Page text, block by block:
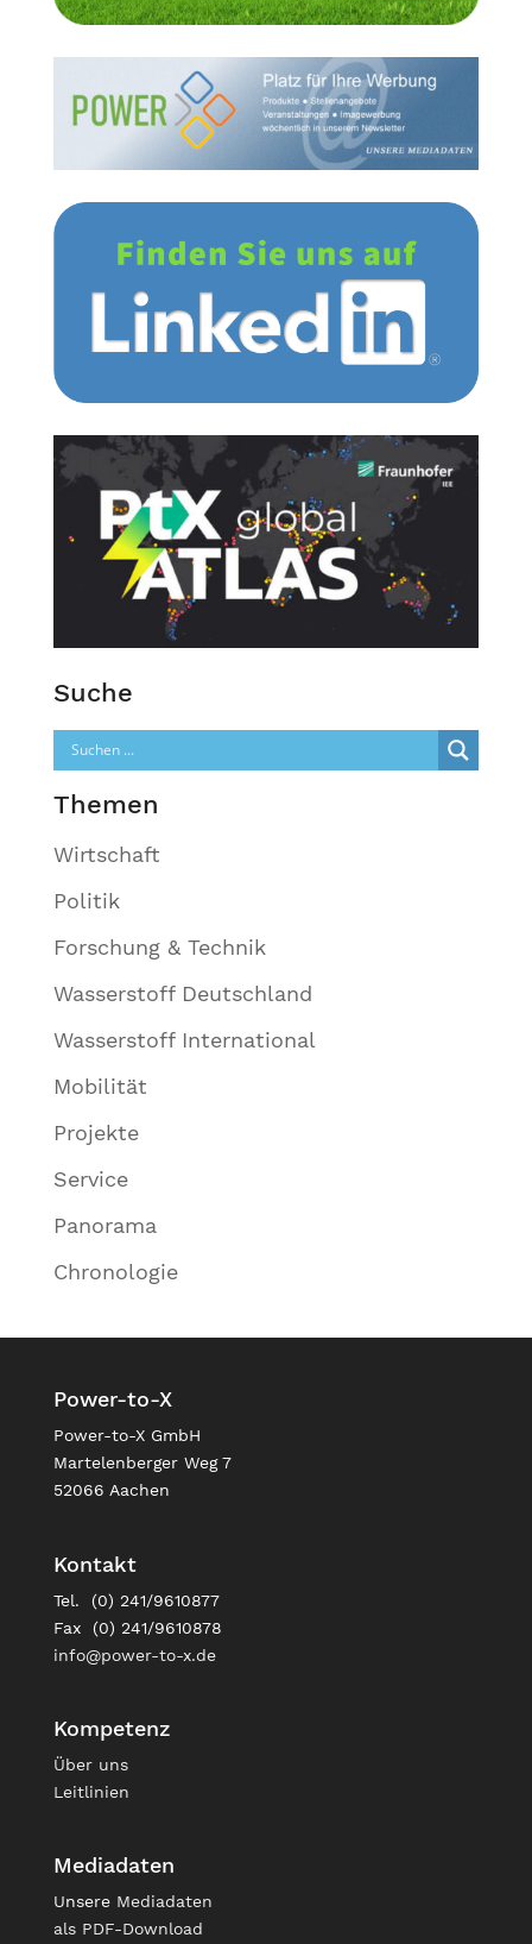
Suche
Themen
Wirtschaft
Politik
Forschung & Technik
Wasserstoff Deutschland
Wasserstoff International
Mobilität
Projekte
Service
Panorama
Chronologie
Power-to-X
Power-to-X GmbH
Martelenberger Weg 7
52066 Aachen
Kontakt
Tel. (0) 241/9610877
Fax (0) 241/9610878
info@power-to-x.de
Kompetenz
Über uns
Leitlinien
Mediadaten
Unsere Mediadaten
als PDF-Download